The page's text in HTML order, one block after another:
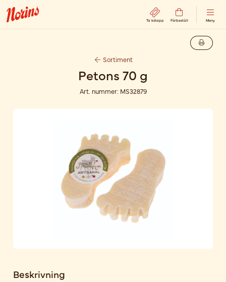
Ta kölapp Förbeställ Meny
Sortiment
Petons 70 g
Art. nummer: MS32879
Beskrivning